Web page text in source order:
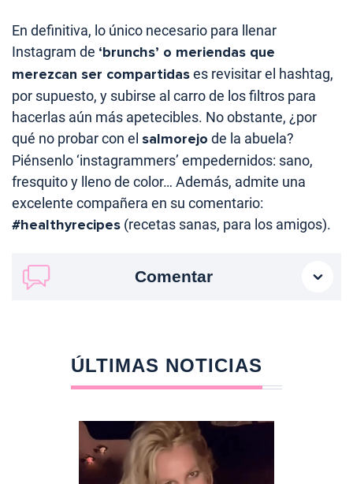
En definitiva, lo único necesario para llenar
Instagram de ‘brunchs’ o meriendas que
merezcan ser compartidases revisitar el hashtag,
por supuesto, y subirse al carro de los filtros para
hacerlas aún más apetecibles. No obstante, ¿por
qué no probar con el salmorejo de la abuela?
Piénsenlo ‘instagrammers’ empedernidos: sano,
fresquito y lleno de color… Además, admite una
excelente compañera en su comentario:
#healthyrecipes (recetas sanas, para los amigos).
Comentar
ÚLTIMAS NOTICIAS